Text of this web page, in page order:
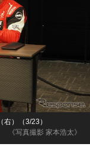
《写真撮影 家本浩太》
）（3/23）